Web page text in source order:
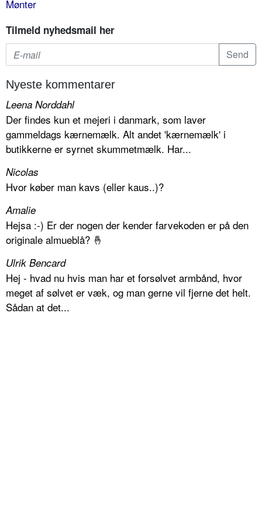
Mønter
Tilmeld nyhedsmail her
Nyeste kommentarer
Leena Norddahl
Der findes kun et mejeri i danmark, som laver
gammeldags kærnemælk. Alt andet 'kærnemælk' i
butikkerne er syrnet skummetmælk. Har...
Nicolas
Hvor køber man kavs (eller kaus..)?
Amalie
Hejsa :-) Er der nogen der kender farvekoden er på den
originale almueblå? 🤞
Ulrik Bencard
Hej - hvad nu hvis man har et forsølvet armbånd, hvor
meget af sølvet er væk, og man gerne vil fjerne det helt.
Sådan at det...